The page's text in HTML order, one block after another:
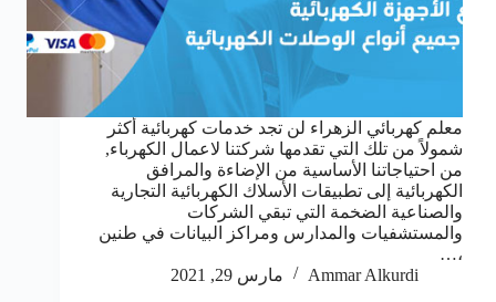
معلم كهربائي الزهراء لن تجد خدمات كهربائية أكثر
شمولاً من تلك التي تقدمها شركتنا لاعمال الكهرباء,
من احتياجاتنا الأساسية من الإضاءة والمرافق
الكهربائية إلى تطبيقات الأسلاك الكهربائية التجارية
والصناعية الضخمة التي تبقي الشركات
والمستشفيات والمدارس ومراكز البيانات في طنين
،…
Ammar Alkurdi
مارس 29, 2021